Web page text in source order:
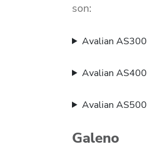
son:
Avalian AS300
Avalian AS400
Avalian AS500
Galeno